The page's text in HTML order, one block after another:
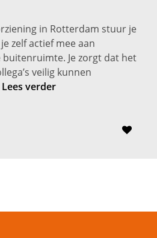
in Rotterdam stuur je
zelf actief mee aan
Je zorgt dat het
veilig kunnen
Lees verder